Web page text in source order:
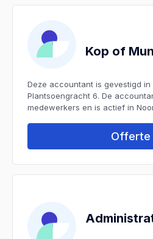
Kop of
Deze accountant is gevestigd in
Plantsoengracht 6. De
medewerkers en is actief in
Offerte